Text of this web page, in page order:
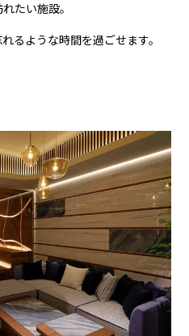
たい施設。
るような時間を過ごせます。